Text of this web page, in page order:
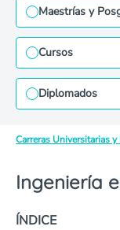
Maestrías y
Cursos
Diplomados
Carreras Universitarias
Ingeniería
ÍNDICE